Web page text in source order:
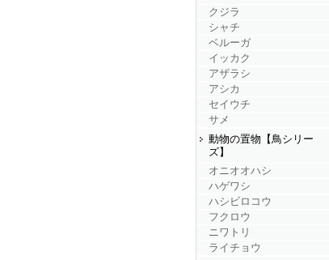
クジラ
シャチ
ベルーガ
イッカク
アザラシ
アシカ
セイウチ
サメ
動物の置物【鳥シリー
ズ】
オニオオハシ
ハゲワシ
ハシビロコウ
フクロウ
ニワトリ
ライチョウ